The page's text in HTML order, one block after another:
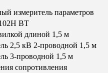
измеритель параметров
BT
длиной 1,5 м
2,5 кВ 2-проводной 1,5 м
3-проводной 1,5 м
сопротивления